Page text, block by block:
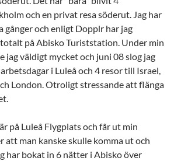
och en privat resa söderut. Jag har
och enligt Dopplr har jag
på Abisko Turiststation. Under min
jag väldigt mycket och juni 08 slog jag
i Luleå och 4 resor till Israel,
London. Otroligt stressande att flänga
på Luleå Flygplats och får ut min
att man kanske skulle komma ut och
har bokat in 6 nätter i Abisko över